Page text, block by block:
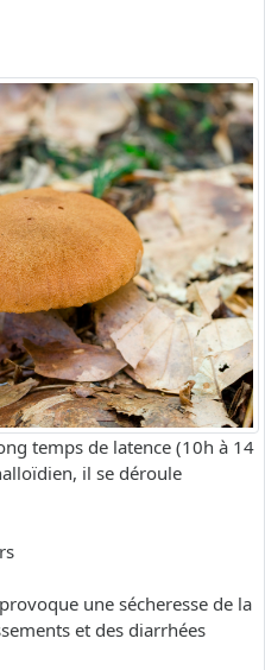
temps de latence (10h à 14
il se déroule
une sécheresse de la
et des diarrhées